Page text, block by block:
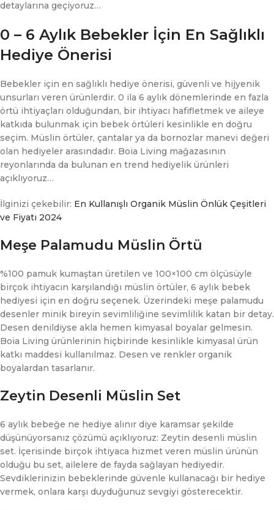
detaylarına geçiyoruz…
0 – 6 Aylık Bebekler İçin En Sağlıklı
Hediye Önerisi
Bebekler için en sağlıklı hediye önerisi, güvenli ve hijyenik
unsurları veren ürünlerdir. 0 ila 6 aylık dönemlerinde en fazla
örtü ihtiyaçları olduğundan, bir ihtiyacı hafifletmek ve aileye
katkıda bulunmak için bebek örtüleri kesinlikle en doğru
seçim. Müslin örtüler, çantalar ya da bornozlar manevi değeri
olan hediyeler arasındadır. Boia Living mağazasının
reyonlarında da bulunan en trend hediyelik ürünleri
açıklıyoruz…
İlginizi çekebilir: En Kullanışlı Organik Müslin Önlük Çeşitleri
ve Fiyatı 2024
Meşe Palamudu Müslin Örtü
%100 pamuk kumaştan üretilen ve 100×100 cm ölçüsüyle
birçok ihtiyacın karşılandığı müslin örtüler, 6 aylık bebek
hediyesi için en doğru seçenek. Üzerindeki meşe palamudu
desenler minik bireyin sevimliliğine sevimlilik katan bir detay.
Desen denildiyse akla hemen kimyasal boyalar gelmesin.
Boia Living ürünlerinin hiçbirinde kesinlikle kimyasal ürün
katkı maddesi kullanılmaz. Desen ve renkler organik
boyalardan tasarlanır.
Zeytin Desenli Müslin Set
6 aylık bebeğe ne hediye alınır diye karamsar şekilde
düşünüyorsanız çözümü açıklıyoruz: Zeytin desenli müslin
set. İçerisinde birçok ihtiyaca hizmet veren müslin ürünün
olduğu bu set, ailelere de fayda sağlayan hediyedir.
Sevdiklerinizin bebeklerinde güvenle kullanacağı bir hediye
vermek, onlara karşı duyduğunuz sevgiyi gösterecektir.